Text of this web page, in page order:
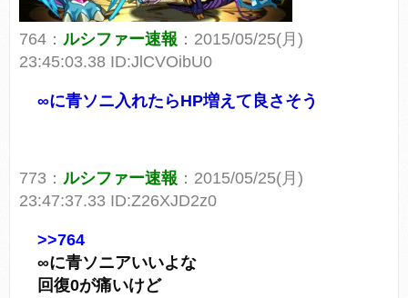
764： ルシファー速報 ：2015/05/25(月)
23:45:03.38 ID:JlCVOibU0
∞に青ソニ入れたらHP増えて良さそう
773： ルシファー速報 ：2015/05/25(月)
23:47:37.33 ID:Z26XJD2z0
>>764
∞に青ソニアいいよな
回復0が痛いけど